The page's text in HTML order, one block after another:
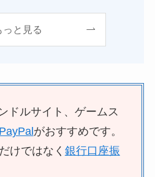
っと見る
ドルサイト、ゲームス
PayPalがおすすめです。
けではなく 銀行口座振